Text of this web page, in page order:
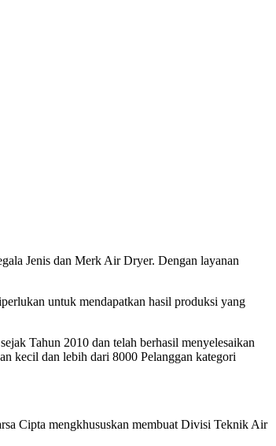
Jenis dan Merk Air Dryer. Dengan layanan
untuk mendapatkan hasil produksi yang
Tahun 2010 dan telah berhasil menyelesaikan
kecil dan lebih dari 8000 Pelanggan kategori
Cipta mengkhususkan membuat Divisi Teknik Air